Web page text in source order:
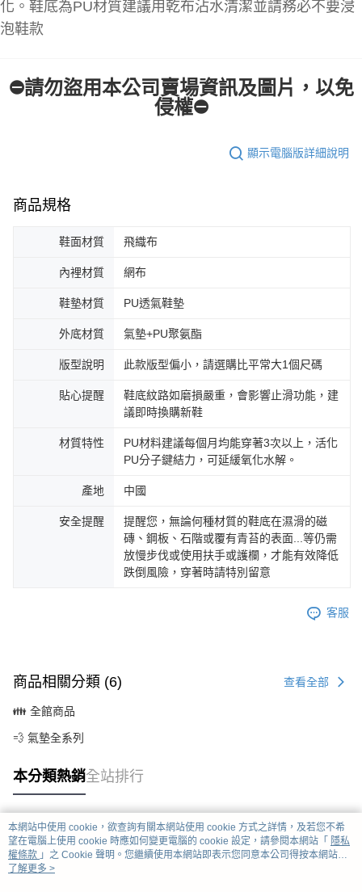
化。鞋底為PU材質建議用乾布沾水清潔並請務必不要浸
泡鞋款
⛔請勿盜用本公司賣場資訊及圖片，以免
侵權⛔
顯示電腦版詳細說明
商品規格
鞋面材質 飛織布
內裡材質 網布
鞋墊材質 PU透氣鞋墊
外底材質 氣墊+PU聚氨酯
版型說明 此款版型偏小，請選購比平常大1個尺碼
貼心提醒
鞋底紋路如磨損嚴重，會影響止滑功能，建
議即時換購新鞋
材質特性
PU材料建議每個月均能穿著3次以上，活化
PU分子鍵結力，可延緩氧化水解。
產地 中國
安全提醒
提醒您，無論何種材質的鞋底在濕滑的磁
磚、鋼板、石階或覆有青苔的表面...等仍需
放慢步伐或使用扶手或護欄，才能有效降低
跌倒風險，穿著時請特別留意
客服
商品相關分類 (6) 查看全部
👪 全館商品
💨 氣墊全系列
本分類熱銷全站排行
熱門標籤
本網站中使用 cookie，欲查詢有關本網站使用 cookie 方式之詳情，及若您不希
望在電腦上使用 cookie 時應如何變更電腦的 cookie 設定，請參閱本網站「 隱私
權條款 」之 Cookie 聲明。您繼續使用本網站即表示您同意本公司得按本網站使
用條款之 Cookie 聲明使用 cookie。
了解更多 >